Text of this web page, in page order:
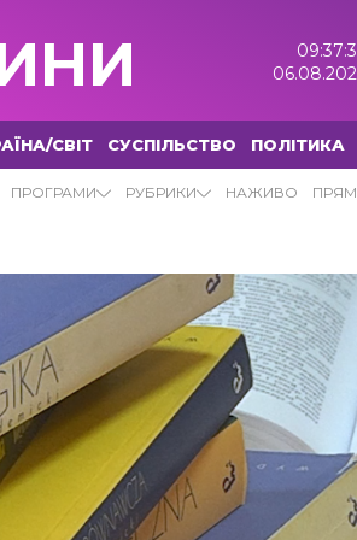
СВІТ СУСПІЛЬСТВО ПОЛІТИКА
ПРОГРАМИ РУБРИКИ НАЖИВО